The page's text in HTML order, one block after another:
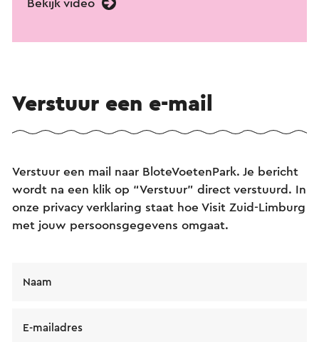
Bekijk video
Verstuur een e-mail
Verstuur een mail naar BloteVoetenPark. Je bericht
wordt na een klik op “Verstuur” direct verstuurd. In
onze privacy verklaring staat hoe Visit Zuid-Limburg
met jouw persoonsgegevens omgaat.
Naam
E-mailadres